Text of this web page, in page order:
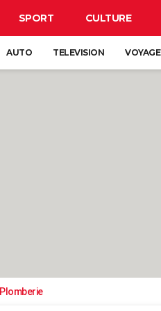
SPORT CULTURE
AUTO TELEVISION VOYAGE
Plomberie